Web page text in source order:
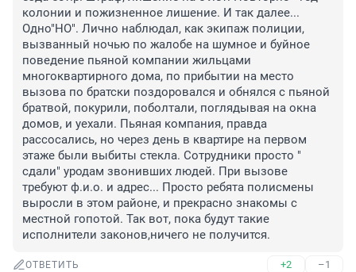
колонии и пожизненное лишение. И так далее...
Одно"НО". Лично наблюдал, как экипаж полиции,
вызванный ночью по жалобе на шумное и буйное
поведение пьяной компании жильцами
многоквартирного дома, по прибытии на место
вызова по братски поздоровался и обнялся с пьяной
братвой, покурили, поболтали, поглядывая на окна
домов, и уехали. Пьяная компания, правда
рассосались, но через день в квартире на первом
этаже были выбиты стекла. Сотрудники просто "
сдали" уродам звонивших людей. При вызове
требуют ф.и.о. и адрес... Просто ребята полисмены
выросли в этом районе, и прекрасно знакомы с
местной гопотой. Так вот, пока будут такие
исполнители законов,ничего не получится.
ОТВЕТИТЬ +2 –1